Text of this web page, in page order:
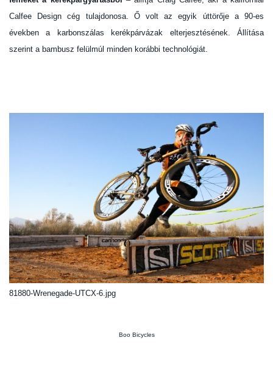
Calfee Design cég tulajdonosa. Ő volt az egyik úttörője a 90-es
években a karbonszálas kerékpárvázak elterjesztésének. Állítása
szerint a bambusz felülmúl minden korábbi technológiát.
81880-Wrenegade-UTCX-6.jpg
Boo Bicycles